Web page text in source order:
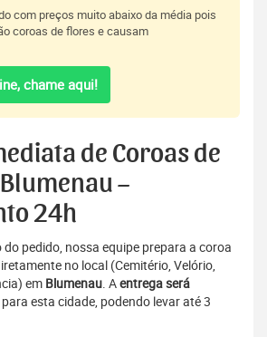
com preços muito abaixo da média pois
coroas de flores e causam
chame aqui!
de Coroas de
–
24h
pedido, nossa equipe prepara a coroa
no local (Cemitério, Velório,
em Blumenau. Aentrega será
para esta cidade, podendo levar até 3